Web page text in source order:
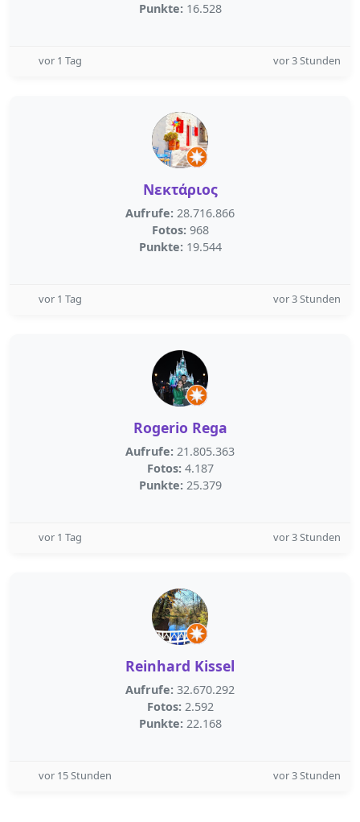
Punkte: 16.528
vor 1 Tag vor 3 Stunden
Νεκτάριος
Aufrufe: 28.716.866
Fotos: 968
Punkte: 19.544
vor 1 Tag vor 3 Stunden
Rogerio Rega
Aufrufe: 21.805.363
Fotos: 4.187
Punkte: 25.379
vor 1 Tag vor 3 Stunden
Reinhard Kissel
Aufrufe: 32.670.292
Fotos: 2.592
Punkte: 22.168
vor 15 Stunden vor 3 Stunden